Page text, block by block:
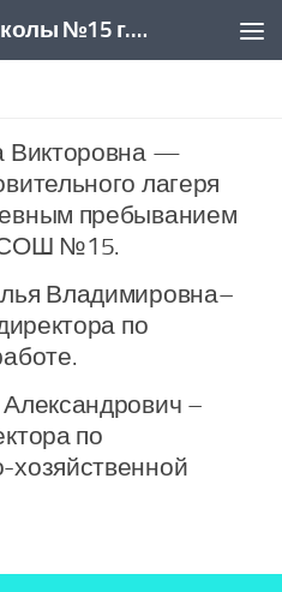
Официальный сайт школы №15 г. Новочеркасск
Викторовна —
лагеря
пребыванием
СОШ №15.
Владимировна–
по
–
по
хозяйственной